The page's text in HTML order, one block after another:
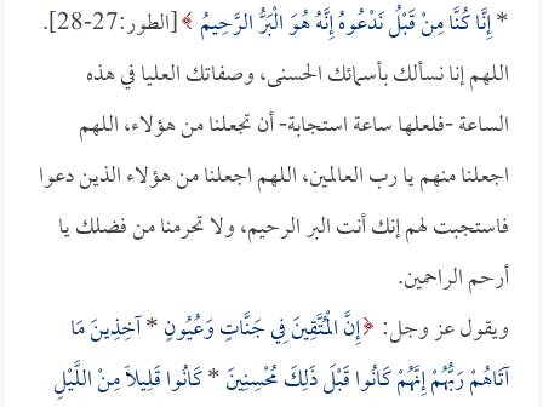
*إِنَّا كُنَّا مِنْ قَبْلُ نَدْعُوهُ إِنَّهُ هُوَ الْبَرُّ الرَّحِيمُ [الطور:27-28].
اللهم إنا نسألك بأسمائك الحسنى، وصفاتك العليا في هذه
الساعة -فلعلها ساعة استجابة- أن تجعلنا من هؤلاء، اللهم
اجعلنا منهم يا رب العالمين، اللهم اجعلنا من هؤلاء الذين دعوا
فاستجبت لهم إنك أنت البر الرحيم، ولا تحرمنا من فضلك يا
أرحم الراحمين.
ويقول عز وجل: إِنَّ الْمُتَّقِينَ فِي جَنَّاتٍ وَعُيُونٍ*آخِذِينَ مَا
آتَاهُمْ رَبُّهُمْ إِنَّهُمْ كَانُوا قَبْلَ ذَلِكَ مُحْسِنِينَ*كَانُوا قَلِيلاً مِنْ اللَّيْلِ